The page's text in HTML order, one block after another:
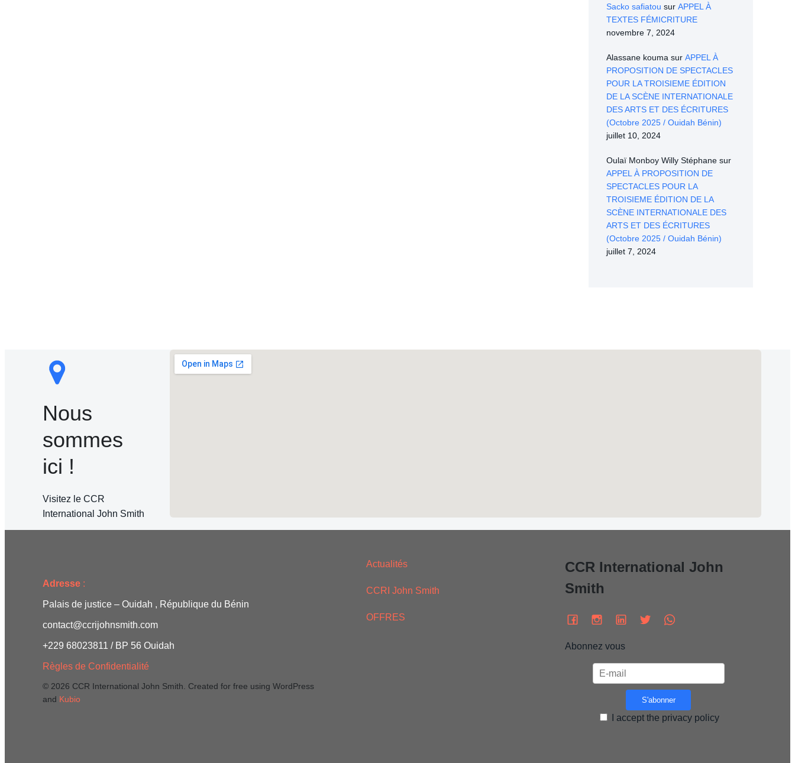
Sacko safiatou sur APPEL À
TEXTES FÉMICRITURE
novembre 7, 2024
Alassane kouma sur APPEL À
PROPOSITION DE SPECTACLES
POUR LA TROISIEME ÉDITION
DE LA SCÈNE INTERNATIONALE
DES ARTS ET DES ÉCRITURES
(Octobre 2025 / Ouidah Bénin)
juillet 10, 2024
Oulaï Monboy Willy Stéphane sur
APPEL À PROPOSITION DE
SPECTACLES POUR LA
TROISIEME ÉDITION DE LA
SCÈNE INTERNATIONALE DES
ARTS ET DES ÉCRITURES
(Octobre 2025 / Ouidah Bénin)
juillet 7, 2024
Nous
sommes
ici !
Visitez le CCR
International John Smith
Adresse :
Palais de justice – Ouidah , République du Bénin
contact@ccrijohnsmith.com
+229 68023811 / BP 56 Ouidah
Règles de Confidentialité
© 2026 CCR International John Smith. Created for free using WordPress
and Kubio
Actualités
CCRI John Smith
OFFRES
CCR International John
Smith
Abonnez vous
I accept the privacy policy